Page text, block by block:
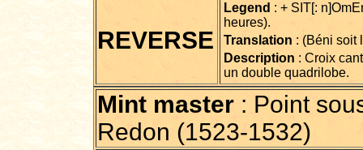
REVERSE
Legend : + SIT[:
heures).
Translation : (Béni soit
Description : Croix
un double quadrilobe.
Mint master : Point
Redon (1523-1532)